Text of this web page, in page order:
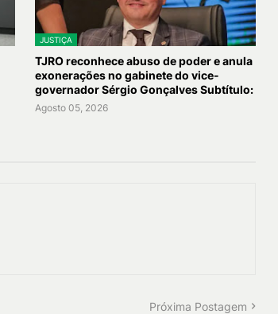
JUSTIÇA
TJRO reconhece abuso de poder e anula
exonerações no gabinete do vice-
governador Sérgio Gonçalves Subtítulo:
Agosto 05, 2026
Próxima Postagem